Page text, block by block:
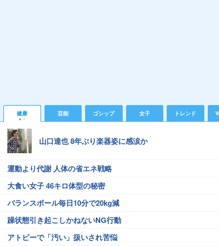
健康 芸能 ゴシップ 女子 トレンド
山口達也 8年ぶり楽器姿に感涙か
運動より代謝 人体の省エネ戦略
大食い女子 46キロ体型の秘密
バランスボール毎日10分で20kg減
躁状態引き起こしかねないNG行動
アトピーで「汚い」扱いされ苦悩